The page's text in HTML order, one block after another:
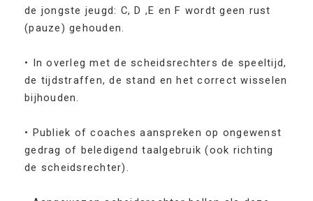
de jongste jeugd: C, D ,E en F wordt geen rust
(pauze) gehouden.
• In overleg met de scheidsrechters de speeltijd,
de tijdstraffen, de stand en het correct wisselen
bijhouden.
• Publiek of coaches aanspreken op ongewenst
gedrag of beledigend taalgebruik (ook richting
de scheidsrechter).